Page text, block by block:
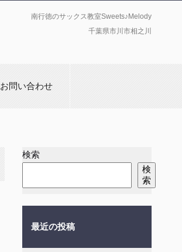
南行徳のサックス教室Sweets♪Melody
千葉県市川市相之川
お問い合わせ
検索
検
索
最近の投稿